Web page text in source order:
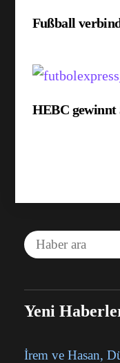
Fußball
HEBC gewinnt
Yeni
İrem ve Hasan,